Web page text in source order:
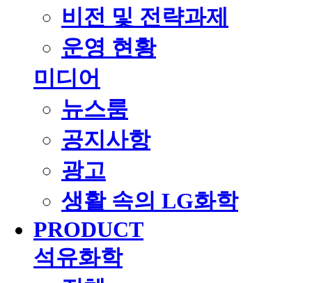
비전 및 전략과제
운영 현황
미디어
뉴스룸
공지사항
광고
생활 속의 LG화학
PRODUCT
석유화학